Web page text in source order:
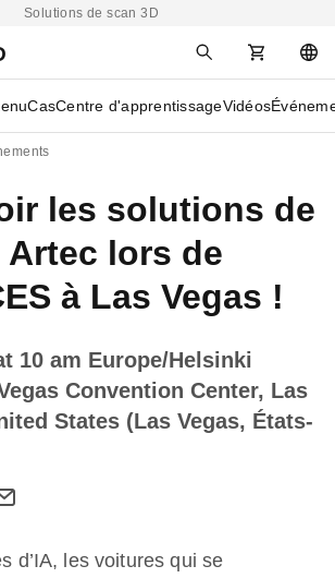
Solutions de scan 3D
CasCentre d'apprentissageVidéos
les solutions de
Artec lors de
à Las Vegas !
10 am Europe/Helsinki
Vegas Convention Center, Las
States (Las Vegas, États-
d’IA, les voitures qui se